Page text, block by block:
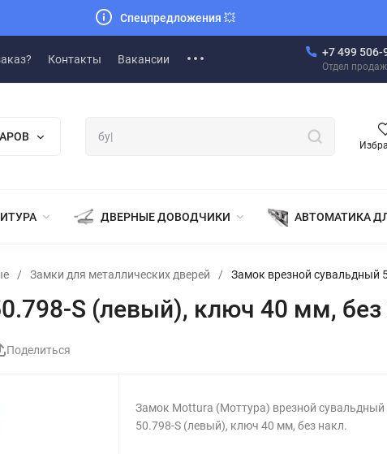
Спецпредложения 💥
Контакты Вакансии
+7 499 506-
Отдел продаж
ДВЕРНЫЕ ДОВОДЧИКИ АВТОМАТИКА
/ Замки для металлических дверей / Замок врезной сувальдный
S (левый), ключ 40 мм, без
Поделиться
Замок Mottura (Моттура) врезной сувальдный
50.798-S (левый), ключ 40 мм, без накл.